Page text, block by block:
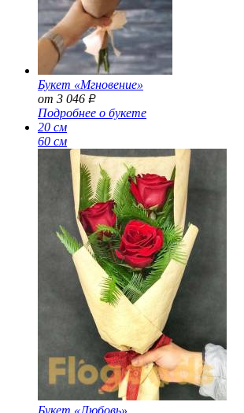
Букет «Мгновение»
от 3 046 Р
Подробнее о букете
20 см
60 см
Букет «Любовь»